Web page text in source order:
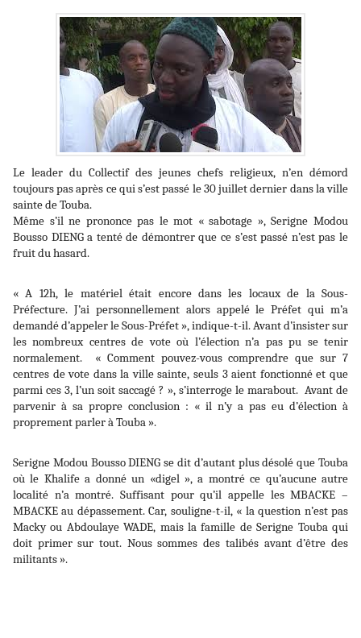
Le leader du Collectif des jeunes chefs religieux, n’en démord
toujours pas après ce qui s’est passé le 30 juillet dernier dans la ville
sainte de Touba.
Même s’il ne prononce pas le mot « sabotage », Serigne Modou
Bousso DIENG a tenté de démontrer que ce s’est passé n’est pas le
fruit du hasard.
« A 12h, le matériel était encore dans les locaux de la Sous-
Préfecture. J’ai personnellement alors appelé le Préfet qui m’a
demandé d’appeler le Sous-Préfet », indique-t-il. Avant d’insister sur
les nombreux centres de vote où l’élection n’a pas pu se tenir
normalement. « Comment pouvez-vous comprendre que sur 7
centres de vote dans la ville sainte, seuls 3 aient fonctionné et que
parmi ces 3, l’un soit saccagé ? », s’interroge le marabout. Avant de
parvenir à sa propre conclusion : « il n’y a pas eu d’élection à
proprement parler à Touba ».
Serigne Modou Bousso DIENG se dit d’autant plus désolé que Touba
où le Khalife a donné un «digel », a montré ce qu’aucune autre
localité n’a montré. Suffisant pour qu’il appelle les MBACKE –
MBACKE au dépassement. Car, souligne-t-il, « la question n’est pas
Macky ou Abdoulaye WADE, mais la famille de Serigne Touba qui
doit primer sur tout. Nous sommes des talibés avant d’être des
militants ».